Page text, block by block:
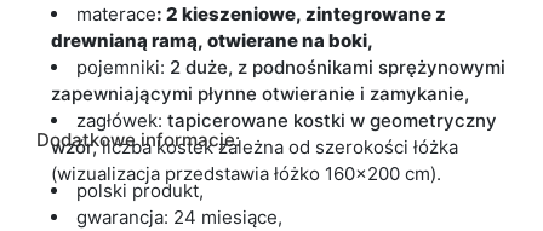
materace: 2 kieszeniowe, zintegrowane z
drewnianą ramą, otwierane na boki,
pojemniki: 2 duże, z podnośnikami sprężynowymi
zapewniającymi płynne otwieranie i zamykanie,
zagłówek: tapicerowane kostki w geometryczny
wzór,liczba kostek zależna od szerokości łóżka
(wizualizacja przedstawia łóżko 160x200 cm).
Dodatkowe informacje:
polski produkt,
gwarancja: 24 miesiące,